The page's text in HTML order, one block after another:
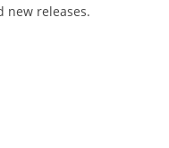
new releases.